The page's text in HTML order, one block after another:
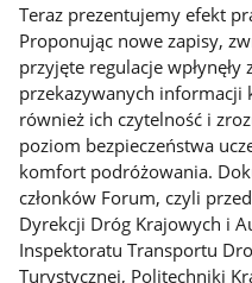
Teraz prezentujemy efekt
Proponując nowe zapisy,
przyjęte regulacje
przekazywanych informacji
również ich czytelność i
poziom bezpieczeństwa
komfort podróżowania.
członków Forum, czyli
Dyrekcji Dróg Krajowych i
Inspektoratu Transportu
Turystycznej, Politechniki